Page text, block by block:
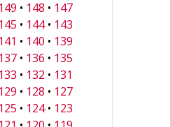
149 • 148 • 147
145 • 144• 143
141 • 140 • 139
137 • 136 • 135
133 • 132 • 131
129 • 128 • 127
125 • 124• 123